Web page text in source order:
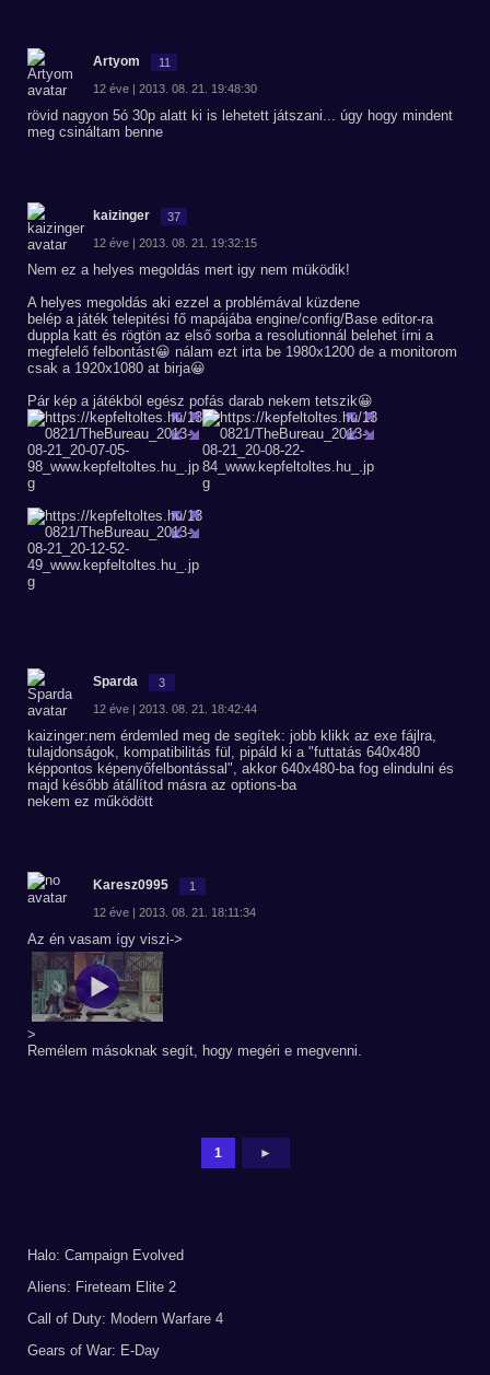
Artyom 11
12 éve | 2013. 08. 21. 19:48:30
rövid nagyon 5ó 30p alatt ki is lehetett játszani... úgy hogy mindent
meg csináltam benne
kaizinger 37
12 éve | 2013. 08. 21. 19:32:15
Nem ez a helyes megoldás mert igy nem müködik!
A helyes megoldás aki ezzel a problémával küzdene
belép a játék telepitési fő mapájába engine/config/Base editor-ra
duppla katt és rögtön az első sorba a resolutionnál belehet írni a
megfelelő felbontást😀 nálam ezt irta be 1980x1200 de a monitorom
csak a 1920x1080 at birja😀
Pár kép a játékból egész pofás darab nekem tetszik😀
Sparda 3
12 éve | 2013. 08. 21. 18:42:44
kaizinger:nem érdemled meg de segítek: jobb klikk az exe fájlra,
tulajdonságok, kompatibilitás fül, pipáld ki a "futtatás 640x480
képpontos képenyőfelbontással", akkor 640x480-ba fog elindulni és
majd később átállítod másra az options-ba
nekem ez működött
Karesz0995 1
12 éve | 2013. 08. 21. 18:11:34
Az én vasam így viszi->
>
Remélem másoknak segít, hogy megéri e megvenni.
1 ►
Halo: Campaign Evolved
Aliens: Fireteam Elite 2
Call of Duty: Modern Warfare 4
Gears of War: E-Day